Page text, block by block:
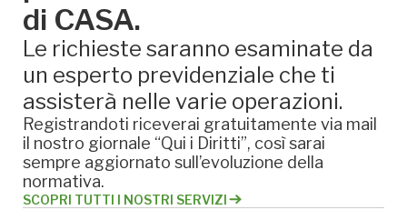
di CASA.
Le richieste saranno esaminate da
un esperto previdenziale che ti
assisterà nelle varie operazioni.
Registrandoti riceverai gratuitamente via mail
il nostro giornale “Qui i Diritti”, così sarai
sempre aggiornato sull’evoluzione della
normativa.
SCOPRI TUTTI I NOSTRI SERVIZI